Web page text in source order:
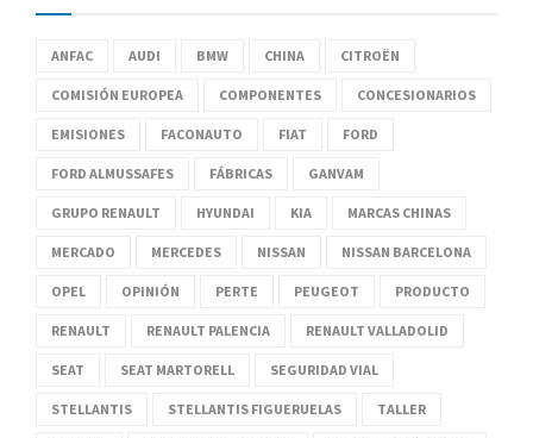
ANFAC AUDI BMW CHINA CITROËN
COMISIÓN EUROPEA COMPONENTES CONCESIONARIOS
EMISIONES FACONAUTO FIAT FORD
FORD ALMUSSAFES FÁBRICAS GANVAM
GRUPO RENAULT HYUNDAI KIA MARCAS CHINAS
MERCADO MERCEDES NISSAN NISSAN BARCELONA
OPEL OPINIÓN PERTE PEUGEOT PRODUCTO
RENAULT RENAULT PALENCIA RENAULT VALLADOLID
SEAT SEAT MARTORELL SEGURIDAD VIAL
STELLANTIS STELLANTIS FIGUERUELAS TALLER